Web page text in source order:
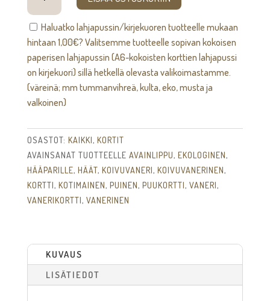
kortti
[siluetti]
määrä
Haluatko lahjapussin/kirjekuoren tuotteelle mukaan
hintaan 1,00€? Valitsemme tuotteelle sopivan kokoisen
paperisen lahjapussin (A6-kokoisten korttien lahjapussi
on kirjekuori) sillä hetkellä olevasta valikoimastamme.
(väreinä; mm tummanvihreä, kulta, eko, musta ja
valkoinen)
OSASTOT: KAIKKI, KORTIT
AVAINSANAT TUOTTEELLE AVAINLIPPU, EKOLOGINEN,
HÄÄPARILLE, HÄÄT, KOIVUVANERI, KOIVUVANERINEN,
KORTTI, KOTIMAINEN, PUINEN, PUUKORTTI, VANERI,
VANERIKORTTI, VANERINEN
KUVAUS
LISÄTIEDOT